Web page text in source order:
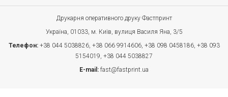
Друкарня оперативного друку Фастпринт
Україна, 01033, м. Київ, вулиця Василя Яна, 3/5
Телефон:+38 044 5038826, +38 066 9914606, +38 098 0458186, +38 093
5154019, +38 044 5038827
E-mail: fast@fastprint.ua